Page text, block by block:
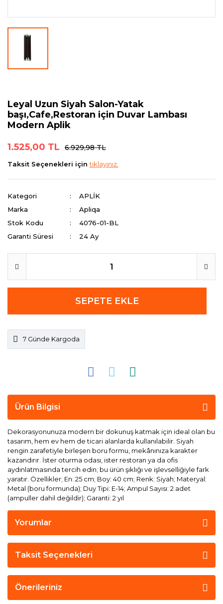
Leyal Uzun Siyah Salon-Yatak
başı,Cafe,Restoran için Duvar Lambası
Modern Aplik
1.525,00 TL
6.929,98 TL
Taksit Seçenekleri içintıklayınız.
Kategori
APLİK
Marka
Apliqa
Stok Kodu
4076-01-BL
Garanti Süresi
24 Ay
SEPETE EKLE
7 Günde Kargoda
Ürün Bilgisi
Dekorasyonunuza modern bir dokunuş katmak için ideal olan bu
tasarım, hem ev hem de ticari alanlarda kullanılabilir. Siyah
rengin zarafetiyle birleşen boru formu, mekânınıza karakter
kazandırır. İster oturma odası, ister restoran ya da ofis
aydınlatmasında tercih edin; bu ürün şıklığı ve işlevselliğiyle fark
yaratır. Özellikler; En: 25 cm; Boy: 40 cm; Renk: Siyah; Materyal:
Metal (boru formunda); Duy Tipi: E-14; Ampul Sayısı: 2 adet
(ampuller dahil değildir); Garanti: 2 yıl
Yorumlar
Taksit Seçenekleri
Önerileriniz